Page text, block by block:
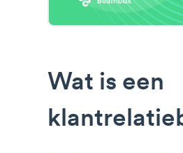
Wat is een